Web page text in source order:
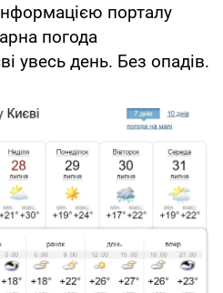
порталу
погода
увесь день. Без опадів.